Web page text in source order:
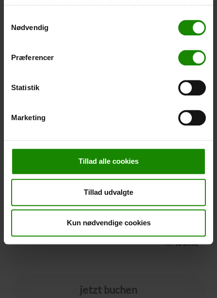
Nødvendig
Præferencer
Statistik
Marketing
Tillad alle cookies
Tillad udvalgte
Kun nødvendige cookies
+
Regenponcho (+
nicht in einer bestimmten Farbe gebucht werden.
Buchung hinzufügen. Der Preis beträgt 5% des
nicht im Stornierungspreis enthalten ist.
Bedingungen und Fristen für die Stornierungsversicherung
hier
Ja bitte
jetzt buchen